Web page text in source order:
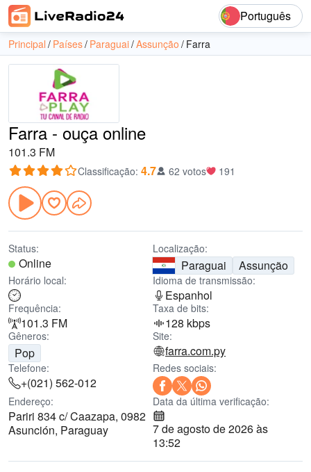
Português
Principal Países Paraguai Assunção Farra
Farra - ouça online
101.3 FM
Classificação: 4.7 62 votos 191
Status:
Online
Localização:
Paraguai Assunção
Horário local: Idioma de transmissão:
Espanhol
Frequência:
101.3 FM
Taxa de bits:
128 kbps
Gêneros:
Pop
Site:
farra.com.py
Telefone:
+(021) 562-012
Redes sociais:
Endereço:
Pariri 834 c/ Caazapa, 0982
Asunción, Paraguay
Data da última verificação:
7 de agosto de 2026 às
13:52